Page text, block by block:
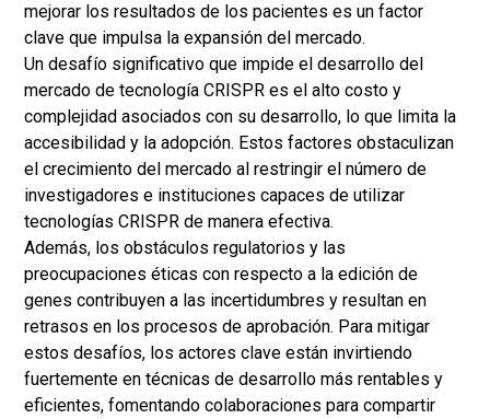
mejorar los resultados de los pacientes es un factor
clave que impulsa la expansión del mercado.
Un desafío significativo que impide el desarrollo del
mercado de tecnología CRISPR es el alto costo y
complejidad asociados con su desarrollo, lo que limita la
accesibilidad y la adopción. Estos factores obstaculizan
el crecimiento del mercado al restringir el número de
investigadores e instituciones capaces de utilizar
tecnologías CRISPR de manera efectiva.
Además, los obstáculos regulatorios y las
preocupaciones éticas con respecto a la edición de
genes contribuyen a las incertidumbres y resultan en
retrasos en los procesos de aprobación. Para mitigar
estos desafíos, los actores clave están invirtiendo
fuertemente en técnicas de desarrollo más rentables y
eficientes, fomentando colaboraciones para compartir